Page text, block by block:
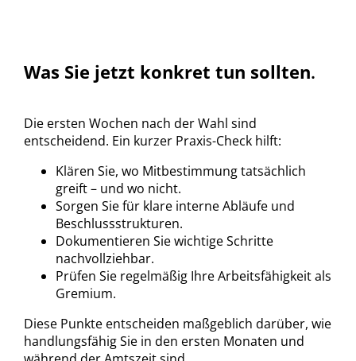
Was Sie jetzt konkret tun sollten.
Die ersten Wochen nach der Wahl sind
entscheidend. Ein kurzer Praxis-Check hilft:
Klären Sie, wo Mitbestimmung tatsächlich
greift – und wo nicht.
Sorgen Sie für klare interne Abläufe und
Beschlussstrukturen.
Dokumentieren Sie wichtige Schritte
nachvollziehbar.
Prüfen Sie regelmäßig Ihre Arbeitsfähigkeit als
Gremium.
Diese Punkte entscheiden maßgeblich darüber, wie
handlungsfähig Sie in den ersten Monaten und